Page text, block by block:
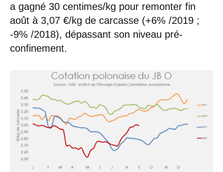
a gagné 30 centimes/kg pour remonter fin
août à 3,07 €/kg de carcasse (+6% /2019 ;
-9% /2018), dépassant son niveau pré-
confinement.